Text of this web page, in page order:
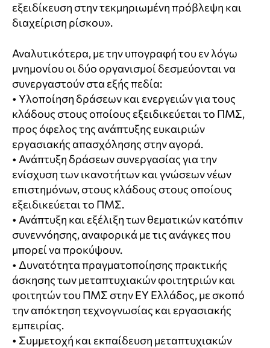
εξειδίκευση στην τεκμηριωμένη πρόβλεψη και
διαχείριση ρίσκου».
Αναλυτικότερα, με την υπογραφή του εν λόγω
μνημονίου οι δύο οργανισμοί δεσμεύονται να
συνεργαστούν στα εξής πεδία:
• Υλοποίηση δράσεων και ενεργειών για τους
κλάδους στους οποίους εξειδικεύεται το ΠΜΣ,
προς όφελος της ανάπτυξης ευκαιριών
εργασιακής απασχόλησης στην αγορά.
• Ανάπτυξη δράσεων συνεργασίας για την
ενίσχυση των ικανοτήτων και γνώσεων νέων
επιστημόνων, στους κλάδους στους οποίους
εξειδικεύεται το ΠΜΣ.
• Ανάπτυξη και εξέλιξη των θεματικών κατόπιν
συνεννόησης, αναφορικά με τις ανάγκες που
μπορεί να προκύψουν.
• Δυνατότητα πραγματοποίησης πρακτικής
άσκησης των μεταπτυχιακών φοιτητριών και
φοιτητών του ΠΜΣ στην EY Ελλάδος, με σκοπό
την απόκτηση τεχνογνωσίας και εργασιακής
εμπειρίας.
• Συμμετοχή και εκπαίδευση μεταπτυχιακών